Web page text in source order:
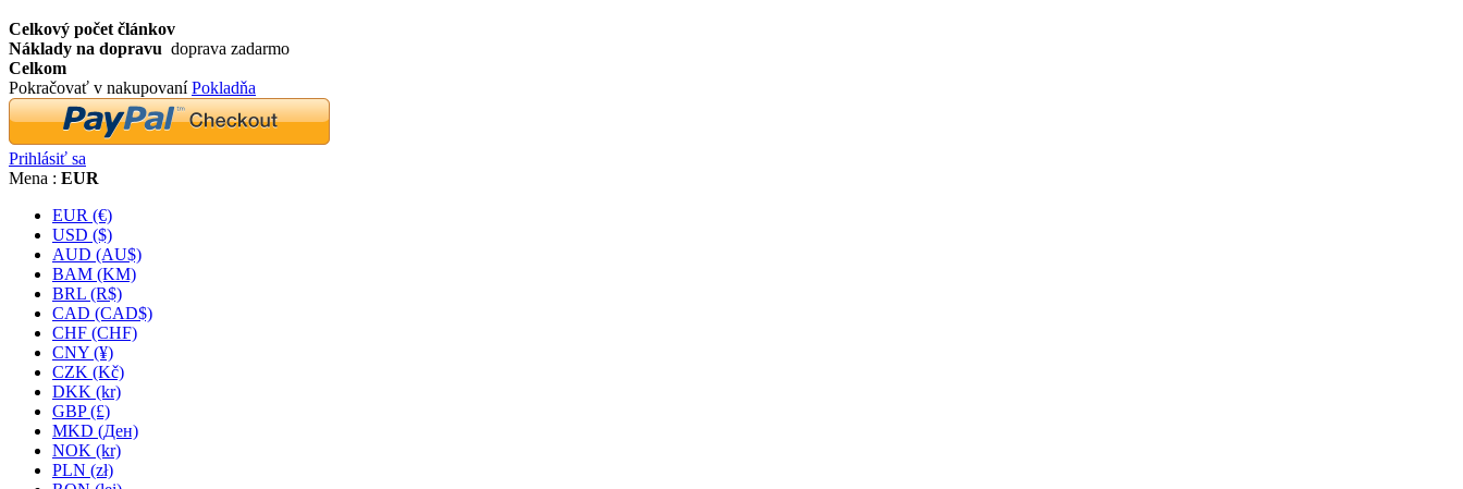
Celkový počet článkov
Náklady na dopravu doprava zadarmo
Celkom
Pokračovať v nakupovaníPokladňa
Prihlásiť sa
Mena : EUR
EUR (€)
USD ($)
AUD (AU$)
BAM (KM)
BRL (R$)
CAD (CAD$)
CHF (CHF)
CNY (¥)
CZK (Kč)
DKK (kr)
GBP (£)
MKD (Ден)
NOK (kr)
PLN (zł)